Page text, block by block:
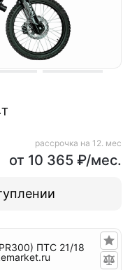
рассрочка на 12. мес
от 10 365 ₽/мес.